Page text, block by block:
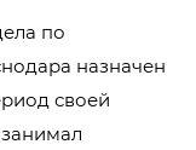
по
назначен
своей